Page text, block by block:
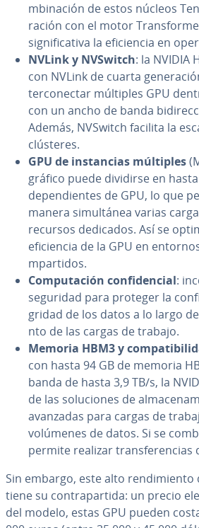
m­bi­na­ción de estos núcleos
ra­ción con el motor
si­g­ni­fi­ca­ti­va la efi­cie­n­cia en
NVLink y NVSwitch: la NVIDIA
con NVLink de cuarta
te­r­co­ne­c­tar múltiples GPU
con un ancho de banda
Además, NVSwitch facilita la
clústeres.
GPU de in­s­ta­n­cias múltiples
gráfico puede dividirse en
de­pe­n­die­n­tes de GPU, lo que
manera si­mu­l­tá­nea varias
recursos dedicados. Así se
efi­cie­n­cia de la GPU en
m­pa­r­ti­dos.
Co­mpu­tación co­n­fi­de­n­cial:
seguridad para proteger la
gri­dad de los datos a lo largo
n­to de las cargas de trabajo.
Memoria HBM3 y
con hasta 94 GB de memoria
banda de hasta 3,9 TB/s, la
de las so­lu­cio­nes de
avanzadas para cargas de
volúmenes de datos. Si se
permite realizar tra­n­s­fe­re­n­cias
Sin embargo, este alto re­n­di­mie­n­to
tiene su co­n­tra­pa­r­ti­da: un precio
del modelo, estas GPU pueden